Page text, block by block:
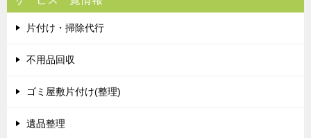
片付け・掃除代行
不用品回収
ゴミ屋敷片付け(整理)
遺品整理